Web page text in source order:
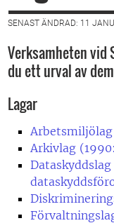
SENAST ÄNDRAD: 11
Verksamheten vid
du ett urval av
Lagar
Arbetsmiljölag
Arkivlag